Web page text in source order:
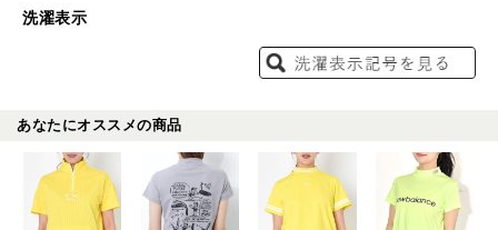
洗濯表示
あなたにオススメの商品